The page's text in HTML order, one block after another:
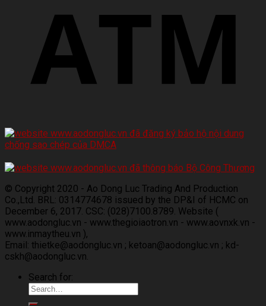
© Copyright 2020 - Ao Dong Luc Trading And Production
Co.,Ltd. BRL: 0314774678 issued by the DP&I of HCMC on
December 6, 2017. CSC: (028)7100.8789. Website (
www.aodongluc.vn - www.thegioiaotron.vn - www.aovnxk.vn -
www.inmaytheu.vn ),
Email: thietke@aodongluc.vn ; ketoan@aodongluc.vn ; kd-
cskh@aodongluc.vn.
Search for: